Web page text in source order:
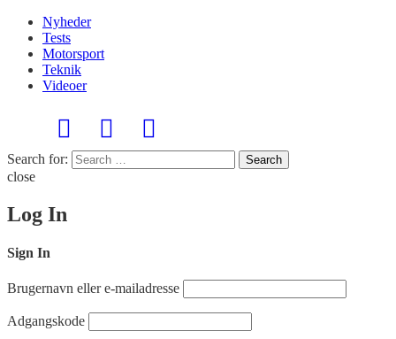
Nyheder
Tests
Motorsport
Teknik
Videoer
Search for: Search
close
Log In
Sign In
Brugernavn eller e-mailadresse
Adgangskode